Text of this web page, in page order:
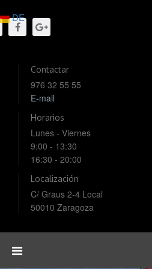
Contactar
976 32 55 55
E-mail
Horarios
Lunes - Viernes
9:00 - 13:30
16:30 - 20:00
Localización
C/ Graus 2-4 Local
50010 Zaragoza
Toggle
DE